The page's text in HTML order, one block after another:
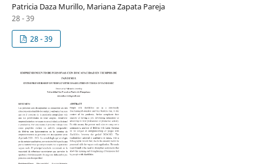
Patricia Daza Murillo, Mariana Zapata Pareja
28 - 39
28 - 39